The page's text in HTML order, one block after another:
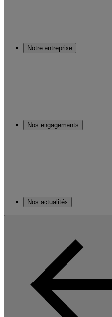
Notre entreprise
Nos engagements
Nos actualités